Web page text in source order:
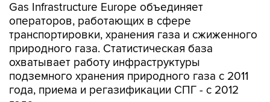
Gas Infrastructure Europe объединяет
операторов, работающих в сфере
транспортировки, хранения газа и сжиженного
природного газа. Статистическая база
охватывает работу инфраструктуры
подземного хранения природного газа с 2011
года, приема и регазификации СПГ - с 2012